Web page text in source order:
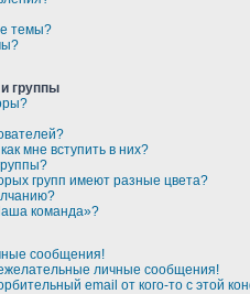
темы?
группы
мне вступить в них?
групп имеют разные цвета?
команда»?
сообщения!
личные сообщения!
email от кого-то с этой